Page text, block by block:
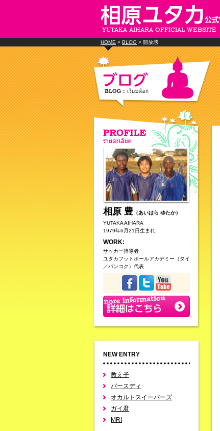
HOME > BLOG > 開放感
相原 豊 （あいはら ゆたか）
YUTAKA AIHARA
1979年6月21日生まれ
WORK:
サッカー指導者
ユタカフットボールアカデミー（タイ
／バンコク）代表
NEW ENTRY
教え子
バースディ
オカルトスイーパーズ
ガイ君
MRI